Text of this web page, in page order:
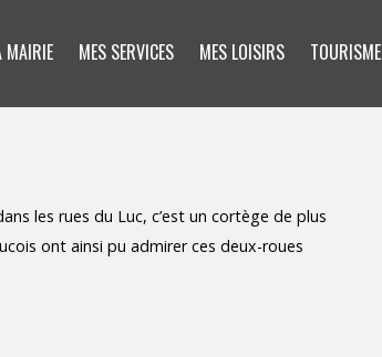
MAIRIE MES SERVICES MES LOISIRS TOURISME
les rues du Luc, c’est un cortège de plus
ont ainsi pu admirer ces deux-roues